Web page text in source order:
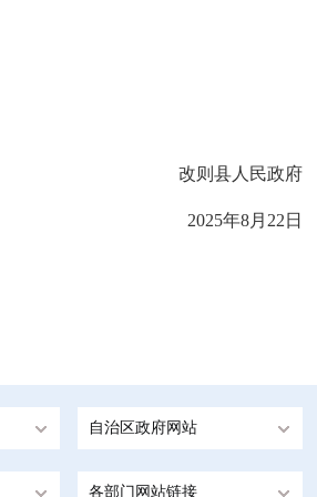
改则县人民政府
2025年8月 22 日
自治区政府网站
各部门网站链接